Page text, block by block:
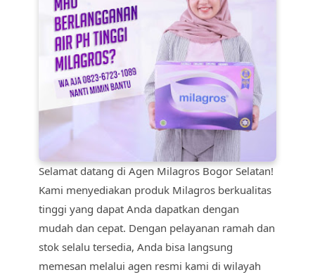
Selamat datang di Agen Milagros Bogor Selatan!
Kami menyediakan produk Milagros berkualitas
tinggi yang dapat Anda dapatkan dengan
mudah dan cepat. Dengan pelayanan ramah dan
stok selalu tersedia, Anda bisa langsung
memesan melalui agen resmi kami di wilayah